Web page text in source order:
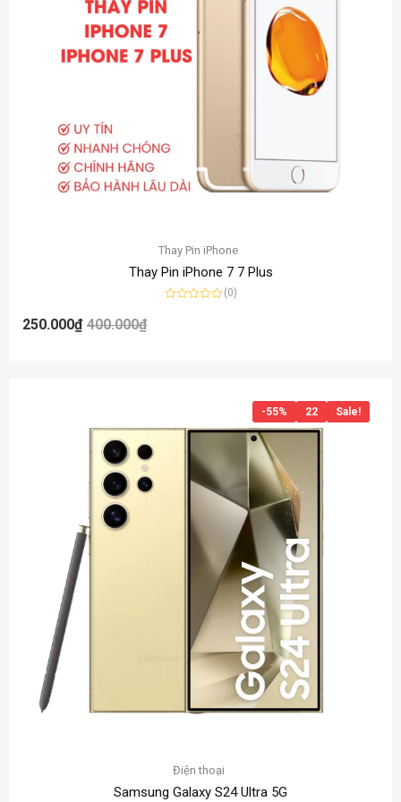
Thay Pin iPhone
Thay Pin iPhone 7 7 Plus
(0)
400.000₫
250.000₫
-55% 22 Sale!
Điện thoại
Samsung Galaxy S24 Ultra 5G